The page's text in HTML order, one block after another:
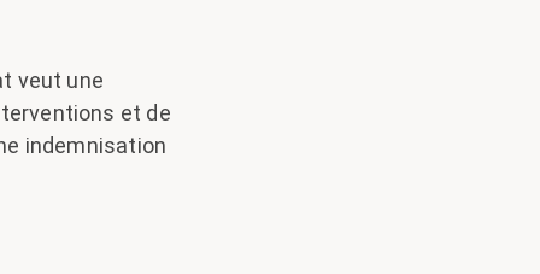
veut une
et de
indemnisation